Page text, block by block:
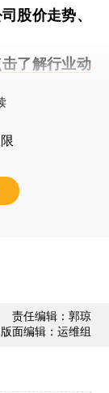
股价走势、
击了解行业动
责任编辑：郭琼
版面编辑：运维组